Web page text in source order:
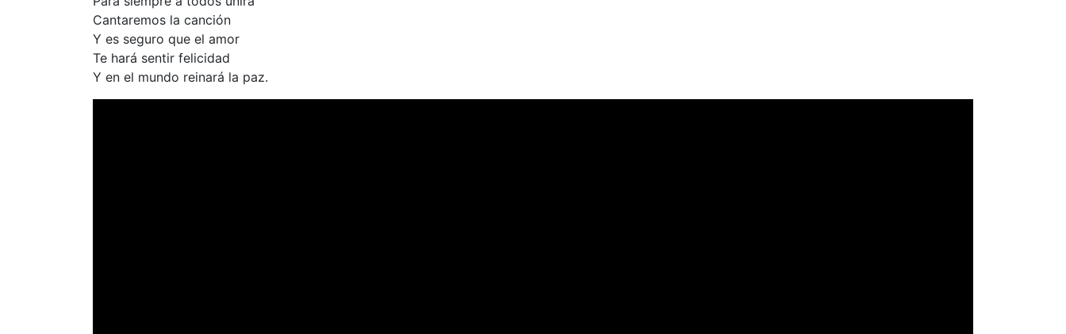
Cantaremos la canción
Y es seguro que el amor
Te hará sentir felicidad
Y en el mundo reinará la paz.